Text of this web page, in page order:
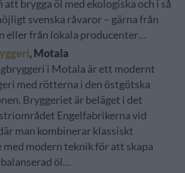
brygga öl med ekologiska och i så
svenska råvaror – gärna från
eller från lokala producenter…
, Motala
i Motala är ett modernt
med rötterna i den östgötska
Bryggeriet är beläget i det
Engelfabrikerna vid
man kombinerar klassiskt
med modern teknik för att skapa
öl…